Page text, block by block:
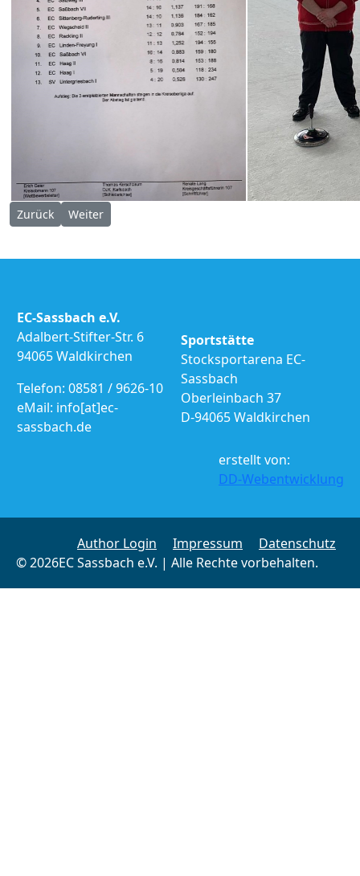
Vorheriger Beitrag: Kreisoberliga Kreis 107 01.03.2020
Zurück Nächster Beitrag: Bezirksliga Waldkirchen 22.02.2020
Weiter
EC-Sassbach e.V.
Adalbert-Stifter-Str. 6
94065 Waldkirchen
Telefon: 08581 / 9626-10
eMail: info[at]ec-
sassbach.de
Sportstätte
Stocksportarena EC-
Sassbach
Oberleinbach 37
D-94065 Waldkirchen
erstellt von:
DD-Webentwicklung
© 2026EC Sassbach e.V. | Alle Rechte vorbehalten.
Author Login Impressum Datenschutz